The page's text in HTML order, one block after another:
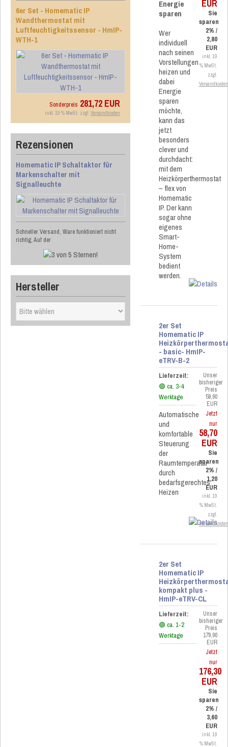
6er Set - Homematic IP
Wandthermostat mit
Luftfeuchtigkeitssensor - HmIP-
WTH-1
Sonderpreis 281,72 EUR
inkl. 19 % MwSt. zzgl. Versandkosten
Rezensionen
Homematic IP Schaltaktor für
Markenschalter mit
Signalleuchte
Schneller Versand, Ware funktioniert nicht
richtig, Auf der
Hersteller
Energie
sparen
Wer
individuell
nach seinen
Vorstellungen
heizen und
dabei
Energie
sparen
möchte,
kann das
jetzt
besonders
clever und
durchdacht:
mit dem
Heizkörperthermostat
– flex von
Homematic
IP. Der kann
sogar ohne
eigenes
Smart-
Home-
System
bedient
werden.
EUR
Sie
sparen
2% /
2,80
EUR
inkl. 19
% MwSt.
zzgl.
Versandkosten
2er Set
Homematic IP
- basic- HmIP-
eTRV-B-2
Lieferzeit:
🟢 ca. 3-4
Werktage
Automatische
und
komfortable
Steuerung
der
Raumtemperatur
durch
bedarfsgerechtes
Heizen
Unser
bisheriger
Preis
59,90
EUR
Jetzt
nur
58,70
EUR
Sie
sparen
2% /
1,20
EUR
inkl. 19
% MwSt.
zzgl.
Versandkosten
2er Set
Homematic IP
kompakt plus -
HmIP-eTRV-CL
Lieferzeit:
🟢 ca. 1-2
Werktage
Unser
bisheriger
Preis
179,90
EUR
Jetzt
nur
176,30
EUR
Sie
sparen
2% /
3,60
EUR
inkl. 19
% MwSt.